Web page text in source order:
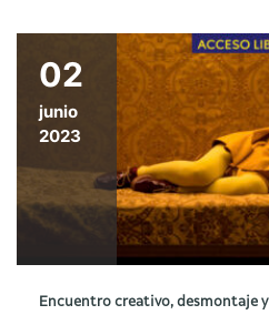
02
junio
2023
Encuentro creativo, desmontaje